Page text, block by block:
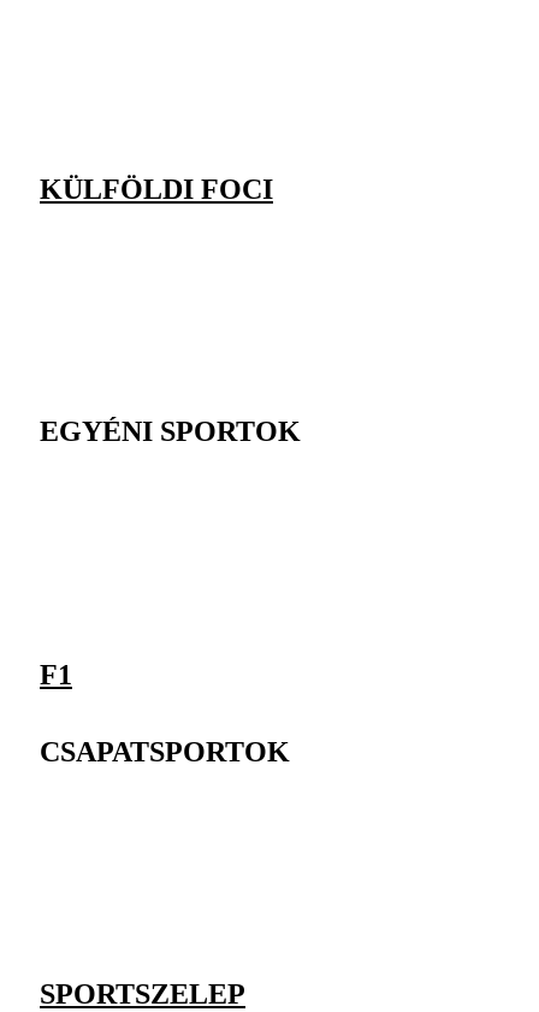
KÜLFÖLDI FOCI
EGYÉNI SPORTOK
F1
CSAPATSPORTOK
SPORTSZELEP